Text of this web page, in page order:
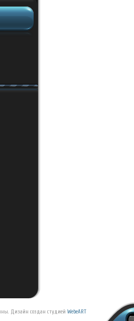
Дизайн создан студией WebeART